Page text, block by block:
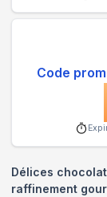
Code
Délices
raffinement